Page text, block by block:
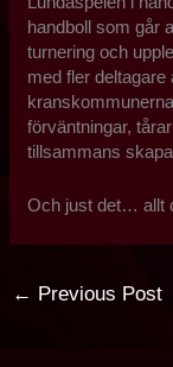
handboll som går
turnering och
med fler
förväntningar,
tillsammans
Och just det… allt
← Previous Post